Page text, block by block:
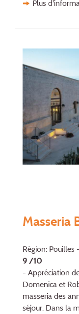
Plus
Masseria
Région: Pouilles
9 /10
- Appréciation
Domenica et
masseria des
séjour. Dans la